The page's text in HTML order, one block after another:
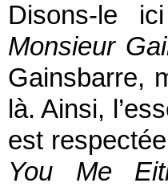
Disons-le
Monsieur
Gainsbarre,
là. Ainsi,
est
You Me